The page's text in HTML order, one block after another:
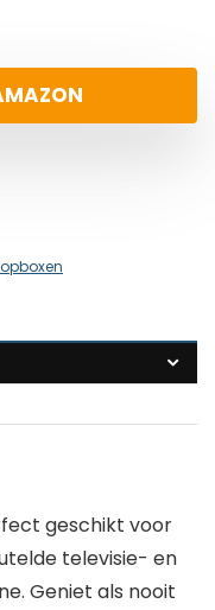
geschikt voor
televisie- en
Geniet als nooit